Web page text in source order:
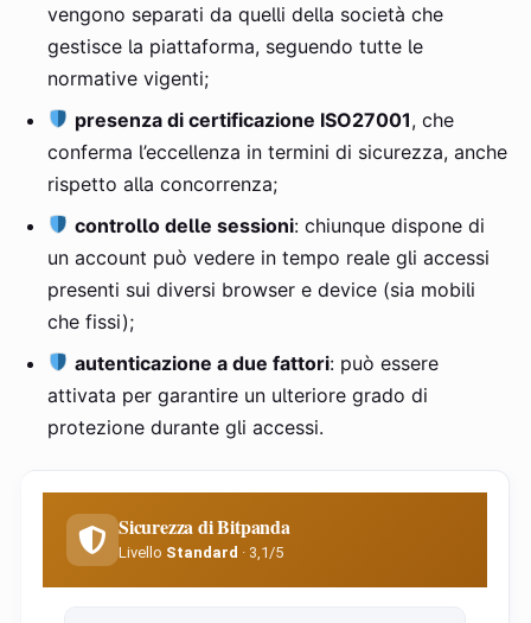
vengono separati da quelli della società che
gestisce la piattaforma, seguendo tutte le
normative vigenti;
presenza di certificazione ISO27001, che
conferma l’eccellenza in termini di sicurezza, anche
rispetto alla concorrenza;
controllo delle sessioni: chiunque dispone di
un account può vedere in tempo reale gli accessi
presenti sui diversi browser e device (sia mobili
che fissi);
autenticazione a due fattori: può essere
attivata per garantire un ulteriore grado di
protezione durante gli accessi.
Sicurezza di Bitpanda
Livello Standard · 3,1/5